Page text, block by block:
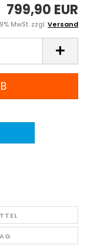
799,90 EUR
MwSt. zzgl.Versand